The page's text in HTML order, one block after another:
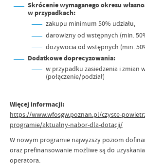
Skrócenie wymaganego okresu
w przypadkach:
zakupu minimum 50% udziału,
darowizny od wstępnych (min.
dożywocia od wstępnych (min.
Dodatkowe doprecyzowania:
w przypadku zasiedzenia i zmian
(połączenie/podział)
Więcej informacji:
https://www.wfosgw.poznan.pl/czyste-
programie/aktualny-nabor-dla-dotacji/
W nowym programie najwyższy poziom
oraz prefinansowanie możliwe są do
operatora.